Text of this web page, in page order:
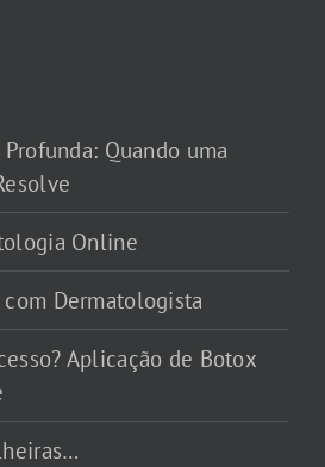
Quando uma
Online
Dermatologista
Aplicação de Botox